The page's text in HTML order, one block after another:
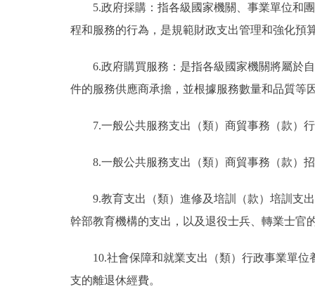
5.政府採購：指各級國家機關、事業單位和
程和服務的行為，是規範財政支出管理和強化預
6.政府購買服務：是指各級國家機關將屬於
件的服務供應商承擔，並根據服務數量和品質等
7.一般公共服務支出（類）商貿事務（款）
8.一般公共服務支出（類）商貿事務（款）
9.教育支出（類）進修及培訓（款）培訓支
幹部教育機構的支出，以及退役士兵、轉業士官
10.社會保障和就業支出（類）行政事業單
支的離退休經費。